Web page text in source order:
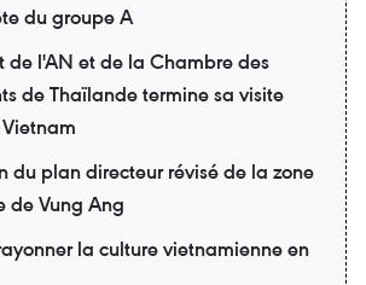
du groupe A
de l'AN et de la Chambre des
de Thaïlande termine sa visite
du plan directeur révisé de la zone
de Vung Ang
la culture vietnamienne en